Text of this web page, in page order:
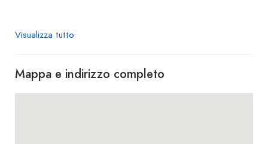
Visualizza tutto
Mappa e indirizzo completo